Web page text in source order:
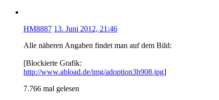
HM8887 13. Juni 2012, 21:46
Alle näheren Angaben findet man auf dem Bild:
[Blockierte Grafik:
http://www.abload.de/img/adoption3h908.jpg]
7.766 mal gelesen